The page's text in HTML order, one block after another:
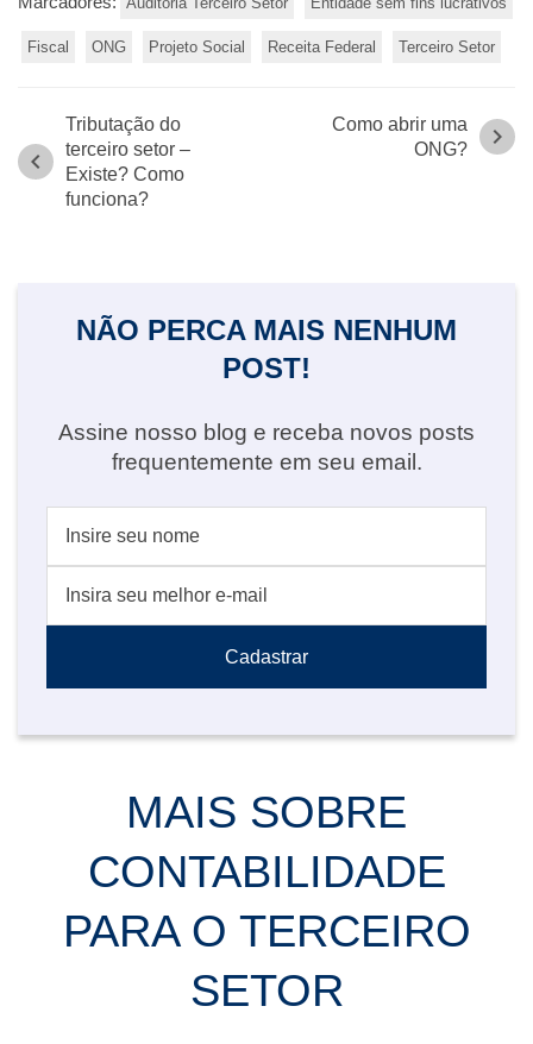
Fiscal ONG Projeto Social Receita Federal Terceiro Setor
Tributação do
terceiro setor –
Existe? Como
funciona?
chevron_left
Como abrir uma
ONG?
chevron_right
NÃO PERCA MAIS NENHUM
POST!
Assine nosso blog e receba novos posts
frequentemente em seu email.
MAIS SOBRE
CONTABILIDADE
PARA O TERCEIRO
SETOR